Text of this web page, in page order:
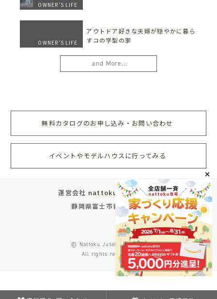
OWNER'S LIFE
OWNER'S LIFE
アウトドア好きな夫婦が穏やかに暮ら
すコの字型の家
and More...
無料カタログのお申し込み・お問い合わせ
イベントやモデルハウスに行ってみる
運営会社 nattoku住宅株式会社
静岡県富士市青葉町572
© Nattoku Jutaku Co., Ltd.
All rights reserved.